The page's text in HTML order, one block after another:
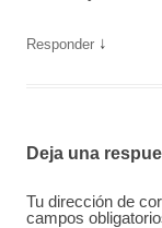
Responder ↓
Deja una
Tu dirección de
campos